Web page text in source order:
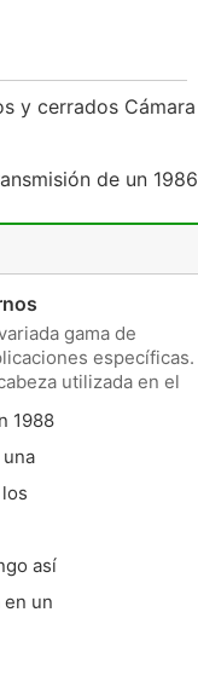
y cerrados
de un
gama de
específicas.
utilizada en el
de apriete adecu
1988
así
en un